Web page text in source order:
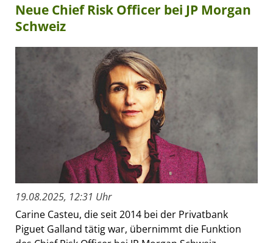
Neue Chief Risk Officer bei JP Morgan
Schweiz
19.08.2025, 12:31 Uhr
Carine Casteu, die seit 2014 bei der Privatbank
Piguet Galland tätig war, übernimmt die Funktion